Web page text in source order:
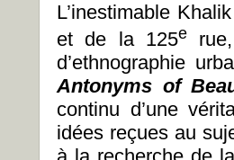
L’inestimable
et de la 125erue,
d’ethnographie
Antonyms of
continu d’une
idées reçues au